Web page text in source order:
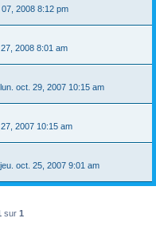
2008 8:12 pm
2008 8:01 am
lun. oct. 29, 2007 10:15 am
2007 10:15 am
jeu. oct. 25, 2007 9:01 am
sur 1